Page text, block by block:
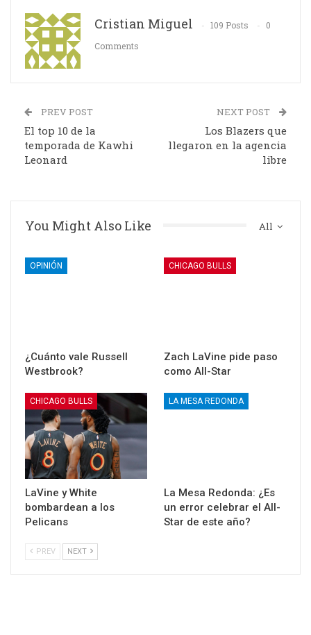
Cristian Miguel 109 Posts
0
Comments
PREV POST
El top 10 de la
temporada de Kawhi
Leonard
NEXT POST
Los Blazers que
llegaron en la agencia
libre
All
You Might Also Like
OPINIÓN
¿Cuánto vale Russell
Westbrook?
CHICAGO BULLS
Zach LaVine pide paso
como All-Star
CHICAGO BULLS
LaVine y White
bombardean a los
Pelicans
LA MESA REDONDA
La Mesa Redonda: ¿Es
un error celebrar el All-
Star de este año?
PREV NEXT